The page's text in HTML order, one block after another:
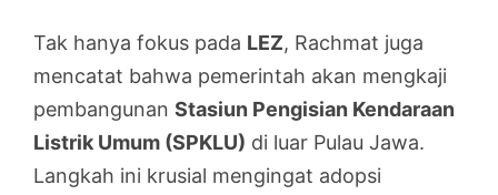
Tak hanya fokus pada LEZ, Rachmat juga
mencatat bahwa pemerintah akan mengkaji
pembangunan Stasiun Pengisian Kendaraan
Listrik Umum (SPKLU) di luar Pulau Jawa.
Langkah ini krusial mengingat adopsi